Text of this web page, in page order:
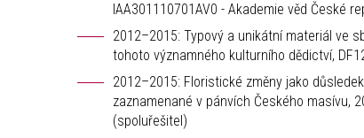
IAA301110701AV0 - Akademie věd České
2012–2015: Typový a unikátní materiál ve
tohoto významného kulturního dědictví,
2012–2015: Floristické změny jako
zaznamenané v pánvích Českého masívu,
(spoluřešitel)